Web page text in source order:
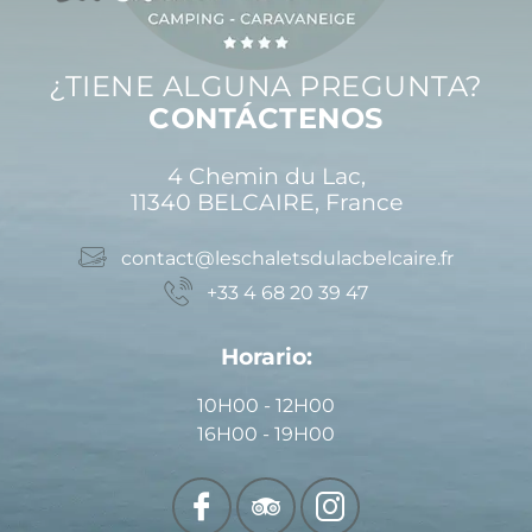
¿TIENE ALGUNA PREGUNTA?
CONTÁCTENOS
4 Chemin du Lac,
11340 BELCAIRE, France
contact@leschaletsdulacbelcaire.fr
+33 4 68 20 39 47
Horario:
10H00 - 12H00
16H00 - 19H00